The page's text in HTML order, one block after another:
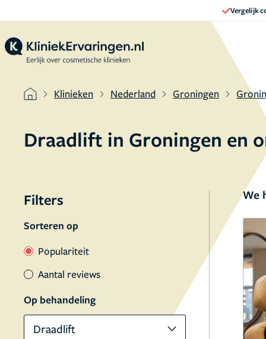
Vergelijk
Klinieken Nederland Groningen
Draadlift in Groningen en
Filters
Sorteren op
Populariteit
Aantal reviews
Op behandeling
Draadlift
We